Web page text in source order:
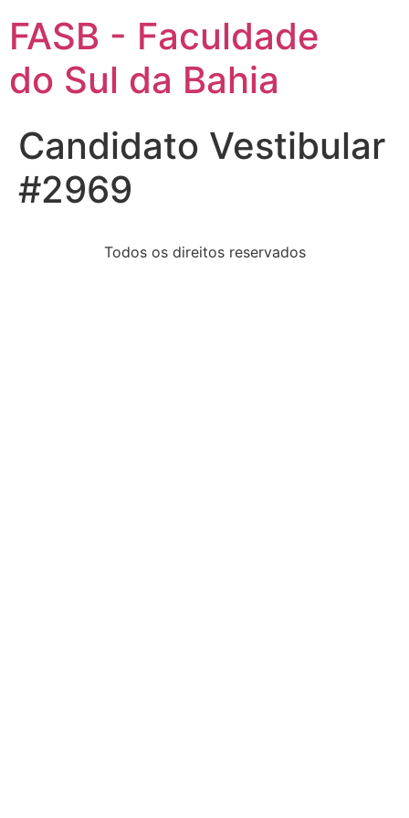
FASB - Faculdade
do Sul da Bahia
Candidato Vestibular
#2969
Todos os direitos reservados